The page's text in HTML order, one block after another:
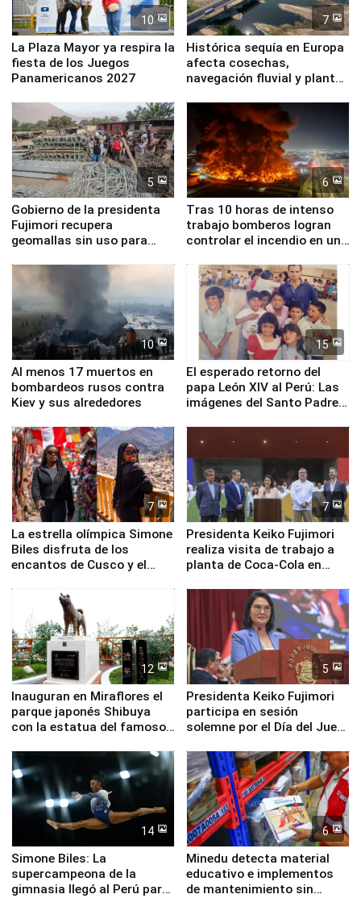
10
La Plaza Mayor ya respira la
fiesta de los Juegos
Panamericanos 2027
7
Histórica sequía en Europa
afecta cosechas,
navegación fluvial y plantas
5
Gobierno de la presidenta
Fujimori recupera
geomallas sin uso para
Fenómeno El Niño
6
Tras 10 horas de intenso
trabajo bomberos logran
controlar el incendio en una
de Chile
10
Al menos 17 muertos en
bombardeos rusos contra
Kiev y sus alrededores
15
El esperado retorno del
papa León XIV al Perú: Las
imágenes del Santo Padre
7
La estrella olímpica Simone
Biles disfruta de los
encantos de Cusco y el
7
Presidenta Keiko Fujimori
realiza visita de trabajo a
planta de Coca-Cola en
12
Inauguran en Miraflores el
parque japonés Shibuya
con la estatua del famoso
5
Presidenta Keiko Fujimori
participa en sesión
solemne por el Día del Juez
14
Simone Biles: La
supercampeona de la
gimnasia llegó al Perú para
6
Minedu detecta material
educativo e implementos
de mantenimiento sin